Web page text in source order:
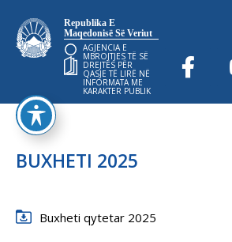
Republika E
Maqedonisë Së Veriut
AGJENCIA E
MBROJTJES TË SË
DREJTËS PËR
QASJE TË LIRË NË
INFORMATA ME
KARAKTER PUBLIK
BUXHETI 2025
Buxheti qytetar 2025